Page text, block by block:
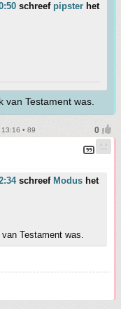
schreef pipster het
van Testament was.
• 89
schreef Modus het
Testament was.